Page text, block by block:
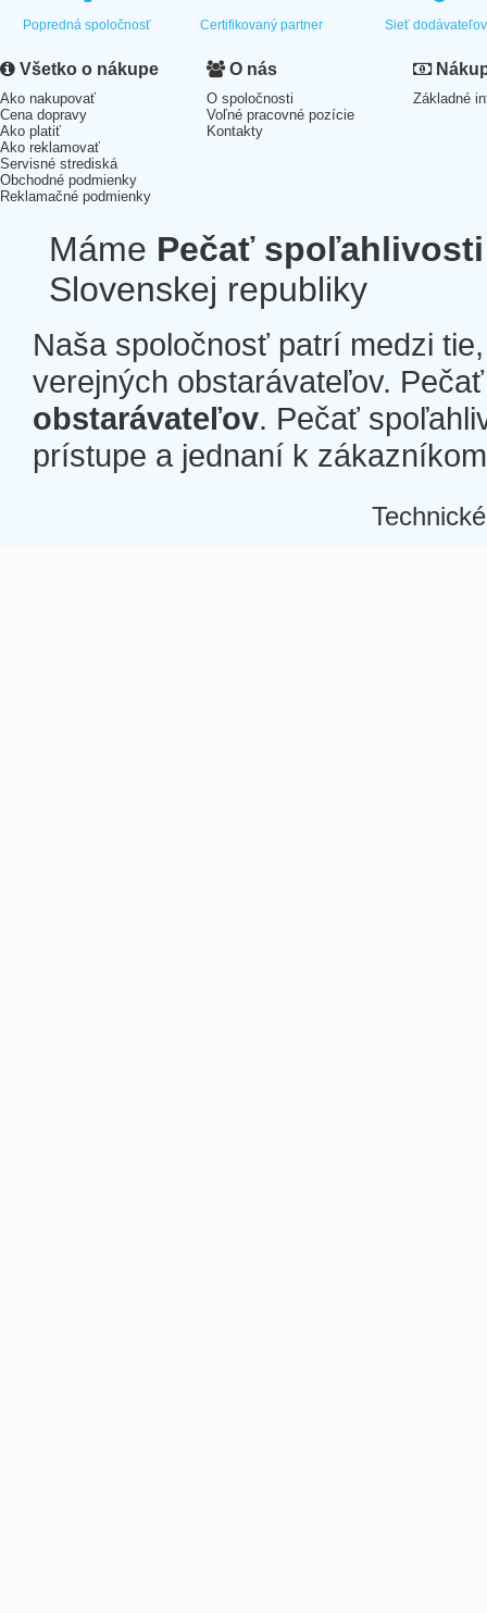
Popredná spoločnosť Certifikovaný partner Sieť dodávateľov
Všetko o nákupe
Ako nakupovať
Cena dopravy
Ako platiť
Ako reklamovať
Servisné strediská
Obchodné podmienky
Reklamačné podmienky
O nás
O spoločnosti
Voľné pracovné pozície
Kontakty
Základné
Máme Pečať spoľahlivosti
Slovenskej republiky
Naša spoločnosť patrí medzi
verejných obstarávateľov.
obstarávateľov. Pečať
prístupe a jednaní k